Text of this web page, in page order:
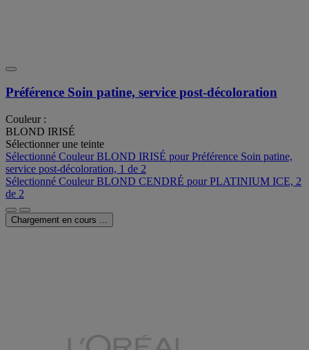
Préférence Soin patine, service post-décoloration
Couleur :
BLOND IRISÉ
Sélectionner une teinte
Sélectionné Couleur BLOND IRISÉ pour Préférence Soin patine,
service post-décoloration, 1 de 2
Sélectionné Couleur BLOND CENDRÉ pour PLATINIUM ICE, 2
de 2
Chargement en cours ...